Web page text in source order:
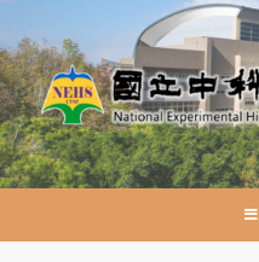
轉
至
主
要
內